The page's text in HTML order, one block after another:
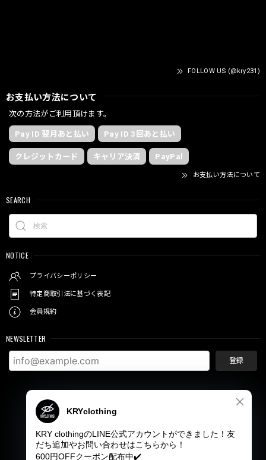
FOLLOW US (@kry231)
お支払い方法について
次の方法がご利用頂けます。
Pay ID 翌月あと払い Pay ID 3回あと払い
クレジットカード キャリア決済 PayPal
お支払い方法について
SEARCH
NOTICE
プライバシーポリシー
特定商取引法に基づく表記
会員規約
NEWSLETTER
登録
© KRY clothing